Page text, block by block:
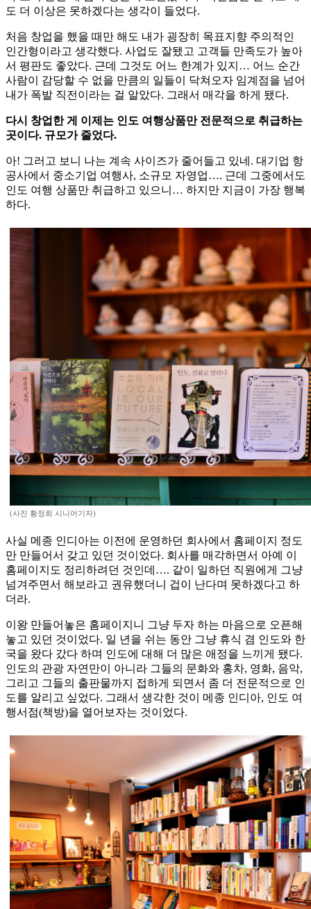
도 더 이상은 못하겠다는 생각이 들었다.
처음 창업을 했을 때만 해도 내가 굉장히 목표지향 주의적인
인간형이라고 생각했다. 사업도 잘됐고 고객들 만족도가 높아
서 평판도 좋았다. 근데 그것도 어느 한계가 있지… 어느 순간
사람이 감당할 수 없을 만큼의 일들이 닥쳐오자 임계점을 넘어
내가 폭발 직전이라는 걸 알았다. 그래서 매각을 하게 됐다.
다시 창업한 게 이제는 인도 여행상품만 전문적으로 취급하는
곳이다. 규모가 줄었다.
아! 그러고 보니 나는 계속 사이즈가 줄어들고 있네. 대기업 항
공사에서 중소기업 여행사, 소규모 자영업…. 근데 그중에서도
인도 여행 상품만 취급하고 있으니… 하지만 지금이 가장 행복
하다.
(사진 황정희 시니어기자)
사실 메종 인디아는 이전에 운영하던 회사에서 홈페이지 정도
만 만들어서 갖고 있던 것이었다. 회사를 매각하면서 아예 이
홈페이지도 정리하려던 것인데…. 같이 일하던 직원에게 그냥
넘겨주면서 해보라고 권유했더니 겁이 난다며 못하겠다고 하
더라.
이왕 만들어놓은 홈페이지니 그냥 두자 하는 마음으로 오픈해
놓고 있던 것이었다. 일 년을 쉬는 동안 그냥 휴식 겸 인도와 한
국을 왔다 갔다 하며 인도에 대해 더 많은 애정을 느끼게 됐다.
인도의 관광 자연만이 아니라 그들의 문화와 홍차, 영화, 음악,
그리고 그들의 출판물까지 접하게 되면서 좀 더 전문적으로 인
도를 알리고 싶었다. 그래서 생각한 것이 메종 인디아, 인도 여
행서점(책방)을 열어보자는 것이었다.